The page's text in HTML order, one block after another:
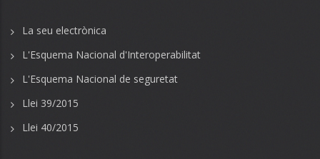
La seu electrònica
L'Esquema Nacional d'Interoperabilitat
L'Esquema Nacional de seguretat
Llei 39/2015
Llei 40/2015